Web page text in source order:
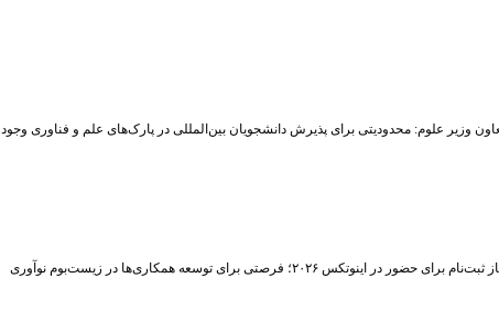
وزیر علوم: محدودیتی برای پذیرش دانشجویان بین‌المللی در پارک‌های علم و فناوری وجود
ثبت‌نام برای حضور در اینوتکس ۲۰۲۶؛ فرصتی برای توسعه همکاری‌ها در زیست‌بوم نوآوری